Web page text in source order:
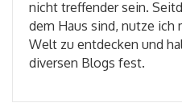
nicht treffender sein.
dem Haus sind, nutze ich
Welt zu entdecken und
diversen Blogs fest.